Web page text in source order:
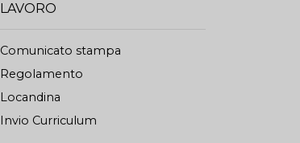
LAVORO
Comunicato stampa
Regolamento
Locandina
Invio Curriculum